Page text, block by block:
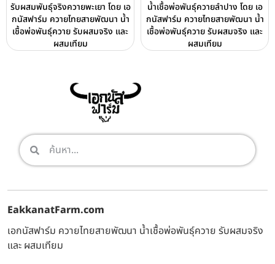
รับผสมพันธุ์จริงควายพะเยา โดย เอ
กนัสฟาร์ม ควายไทยสายพัฒนา น้ำ
เชื้อพ่อพันธุ์ควาย รับผสมจริง และ
ผสมเทียม
น้ำเชื้อพ่อพันธุ์ควายลำปาง โดย เอ
กนัสฟาร์ม ควายไทยสายพัฒนา น้ำ
เชื้อพ่อพันธุ์ควาย รับผสมจริง และ
ผสมเทียม
EakkanatFarm.com
เอกนัสฟาร์ม ควายไทยสายพัฒนา น้ำเชื้อพ่อพันธุ์ควาย รับผสมจริง
และ ผสมเทียม